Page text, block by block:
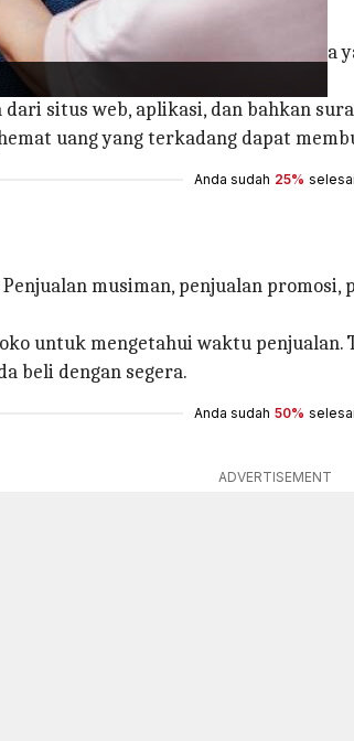
iklan merek untuk melihat apa
situs web, aplikasi, dan bahkan
uang yang terkadang dapat
Anda sudah 25% selesai
musiman, penjualan
untuk mengetahui waktu
beli dengan segera.
Anda sudah 50% selesai
ADVERTISEMENT